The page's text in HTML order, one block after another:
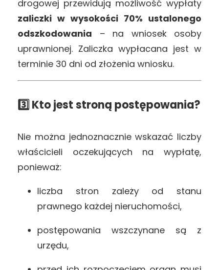
drogowej przewidują możliwość wypłaty
zaliczki w wysokości 70% ustalonego
odszkodowania – na wniosek osoby
uprawnionej. Zaliczka wypłacana jest w
terminie 30 dni od złożenia wniosku.
3️⃣ Kto jest stroną postępowania?
Nie można jednoznacznie wskazać liczby
właścicieli oczekujących na wypłatę,
ponieważ:
liczba stron zależy od stanu
prawnego każdej nieruchomości,
postępowania wszczynane są z
urzędu,